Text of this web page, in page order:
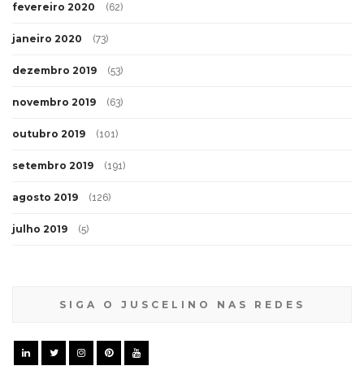
fevereiro 2020 (62)
janeiro 2020 (73)
dezembro 2019 (53)
novembro 2019 (63)
outubro 2019 (101)
setembro 2019 (191)
agosto 2019 (126)
julho 2019 (5)
SIGA O JUSCELINO NAS REDES